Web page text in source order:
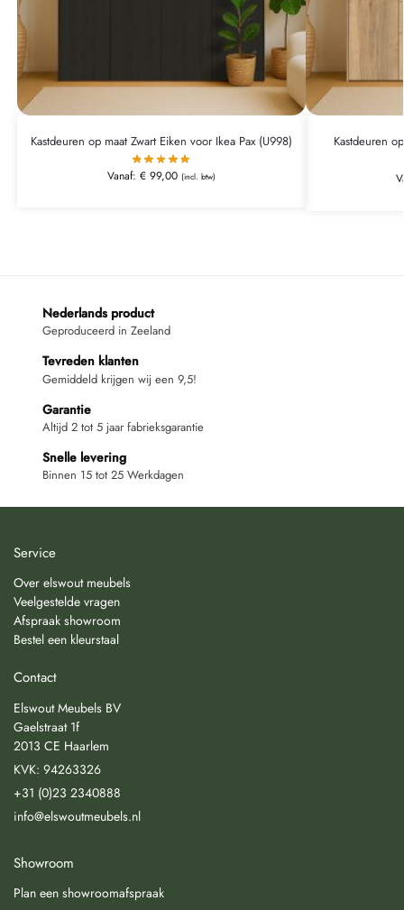
Kastdeuren op maat Zwart Eiken voor Ikea Pax (U998)
Vanaf: €99,00 (incl. btw)
Kastdeuren
Nederlands product
Geproduceerd in Zeeland
Tevreden klanten
Gemiddeld krijgen wij een 9,5!
Garantie
Altijd 2 tot 5 jaar fabrieksgarantie
Snelle levering
Binnen 15 tot 25 Werkdagen
Service
Over elswout meubels
Veelgestelde vragen
Afspraak showroom
Bestel een kleurstaal
Contact
Elswout Meubels BV
Gaelstraat 1f
2013 CE Haarlem
KVK: 94263326
+31 (0)23 2340888
info@elswoutmeubels.nl
Showroom
Plan een showroomafspraak